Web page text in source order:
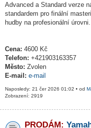
Advanced a Standard verze
standardem pro finální
hudby na profesionální úrovni.
Cena: 4600 Kč
Telefon: +421903163357
Město: Zvolen
E-mail: e-mail
Naposledy: 21 čer 2026 01:02 • od
Zobrazení: 2919
PRODÁM: